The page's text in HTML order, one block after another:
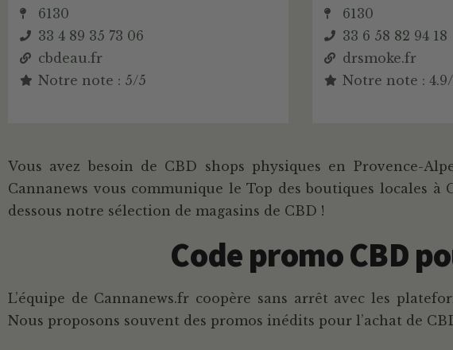
6130
33 4 89 35 73 06
cbdeau.fr
Notre note : 5/5
6130
33 6 58 82 94 18
drsmoke.fr
Notre note :
Vous avez besoin de CBD shops physiques en Provence-
Cannanews vous communique le Top des boutiques locales à
dessous notre sélection de magasins de CBD !
Code promo CBD
L’équipe de Cannanews.fr coopère sans arrêt avec les
Nous proposons souvent des promos inédits pour l’achat de